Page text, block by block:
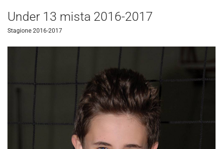
Under 13 mista 2016-2017
Stagione 2016-2017